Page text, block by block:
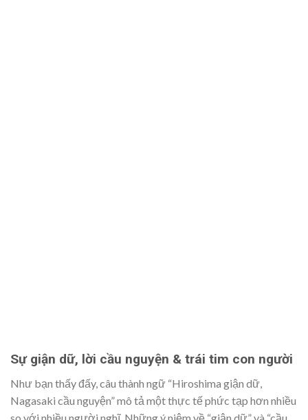
Sự giận dữ, lời cầu nguyện & trái tim con người
Như bạn thấy đấy, câu thành ngữ “Hiroshima giận dữ,
Nagasaki cầu nguyện” mô tả một thực tế phức tạp hơn nhiều
so với nhiều người nghĩ. Những ý niệm về “giận dữ” và “cầu